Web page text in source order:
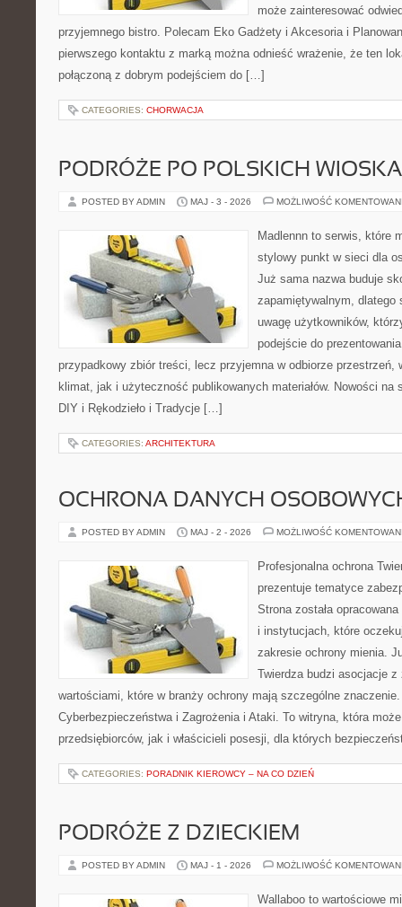
może zainteresować
przyjemnego bistro. Polecam Eko Gadżety i Akcesoria i
pierwszego kontaktu z marką można odnieść wrażenie, że ten
połączoną z dobrym podejściem do […]
CATEGORIES: CHORWACJA
PODRÓŻE PO POLSKICH
POSTED BY ADMIN MAJ - 3 - 2026 MOŻLIWOŚĆ
Madlennn to serwis, które
stylowy punkt w sieci dla
Już sama nazwa buduje
zapamiętywalnym, dlatego
uwagę użytkowników,
podejście do
przypadkowy zbiór treści, lecz przyjemna w odbiorze przestrzeń,
klimat, jak i użyteczność publikowanych materiałów. Nowości na
DIY i Rękodzieło i Tradycje […]
CATEGORIES: ARCHITEKTURA
OCHRONA DANYCH
POSTED BY ADMIN MAJ - 2 - 2026 MOŻLIWOŚĆ
Profesjonalna ochrona
prezentuje tematyce
Strona została
i instytucjach, które
zakresie ochrony mienia.
Twierdza budzi asocjacje
wartościami, które w branży ochrony mają szczególne
Cyberbezpieczeństwa i Zagrożenia i Ataki. To witryna, która
przedsiębiorców, jak i właścicieli posesji, dla których
CATEGORIES: PORADNIK KIEROWCY – NA CO DZIEŃ
PODRÓŻE Z DZIECKIEM
POSTED BY ADMIN MAJ - 1 - 2026 MOŻLIWOŚĆ
Wallaboo to wartościowe